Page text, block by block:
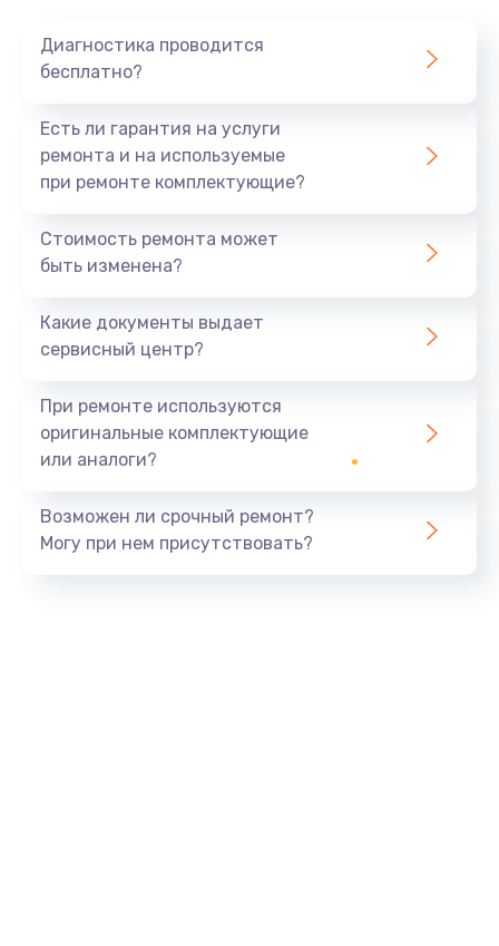
Диагностика проводится
бесплатно?
Есть ли гарантия на услуги
ремонта и на используемые
при ремонте комплектующие?
Стоимость ремонта может
быть изменена?
Какие документы выдает
сервисный центр?
При ремонте используются
оригинальные комплектующие
или аналоги?
Возможен ли срочный ремонт?
Могу при нем присутствовать?